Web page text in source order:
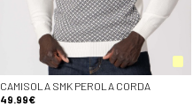
CAMISOLA SMK PEROLA CORDA
49.99€